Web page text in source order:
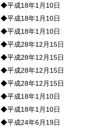
◆平成18年1月10日
◆平成18年1月10日
◆平成18年1月10日
◆平成28年12月15日
◆平成28年12月15日
◆平成28年12月15日
◆平成28年12月15日
◆平成18年1月10日
◆平成18年1月10日
◆平成24年6月19日